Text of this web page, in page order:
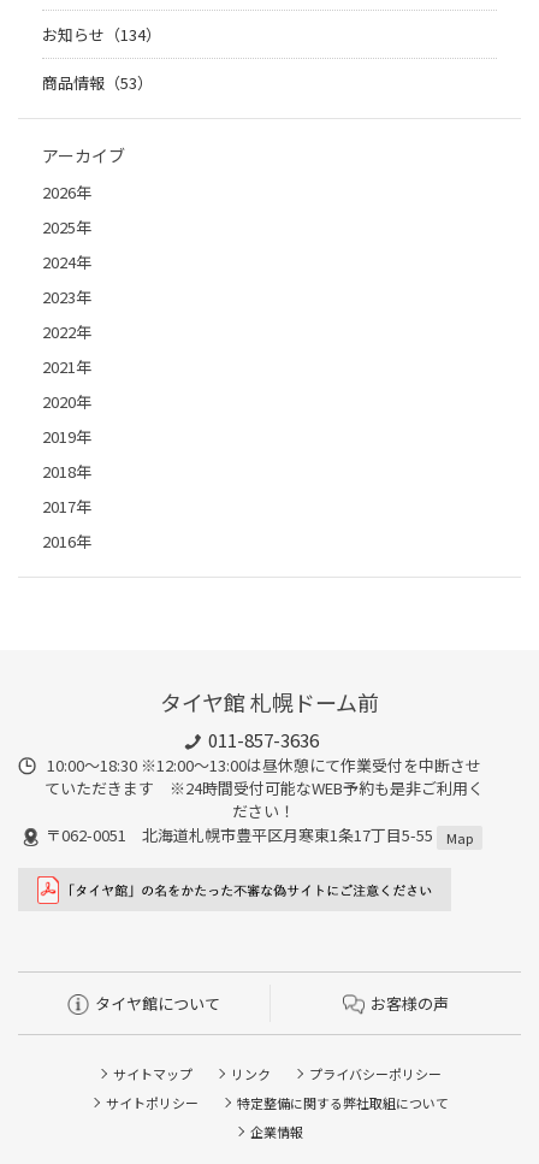
お知らせ（134）
商品情報（53）
アーカイブ
2026年
2025年
2024年
2023年
2022年
2021年
2020年
2019年
2018年
2017年
2016年
タイヤ館 札幌ドーム前
011-857-3636
10:00～18:30 ※12:00～13:00は昼休憩にて作業受付を中断させ
ていただきます ※24時間受付可能なWEB予約も是非ご利用く
ださい！
〒062-0051 北海道札幌市豊平区月寒東1条17丁目5-55
Map
タイヤ館について お客様の声
サイトマップ リンク
プライバシーポリシー
サイトポリシー
特定整備に関する弊社取組について
企業情報